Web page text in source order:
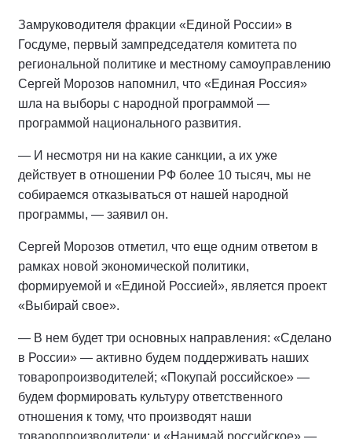
Замруководителя фракции «Единой России» в
Госдуме, первый зампредседателя комитета по
региональной политике и местному самоуправлению
Сергей Морозов напомнил, что «Единая Россия»
шла на выборы с народной программой —
программой национального развития.
— И несмотря ни на какие санкции, а их уже
действует в отношении РФ более 10 тысяч, мы не
собираемся отказываться от нашей народной
программы, — заявил он.
Сергей Морозов отметил, что еще одним ответом в
рамках новой экономической политики,
формируемой и «Единой Россией», является проект
«Выбирай свое».
— В нем будет три основных направления: «Сделано
в России» — активно будем поддерживать наших
товаропроизводителей; «Покупай российское» —
будем формировать культуру ответственного
отношения к тому, что производят наши
товаропроизводители; и «Нанимай российское» —